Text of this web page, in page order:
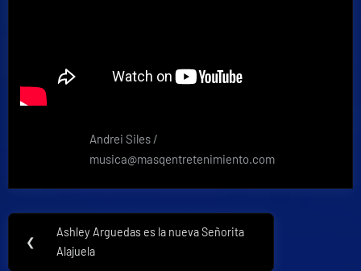
Andrei Siles /
musica@masqentretenimiento.com
Navegación
de
❮
Previous
Post:
Ashley Arguedas es la nueva Señorita
Alajuela